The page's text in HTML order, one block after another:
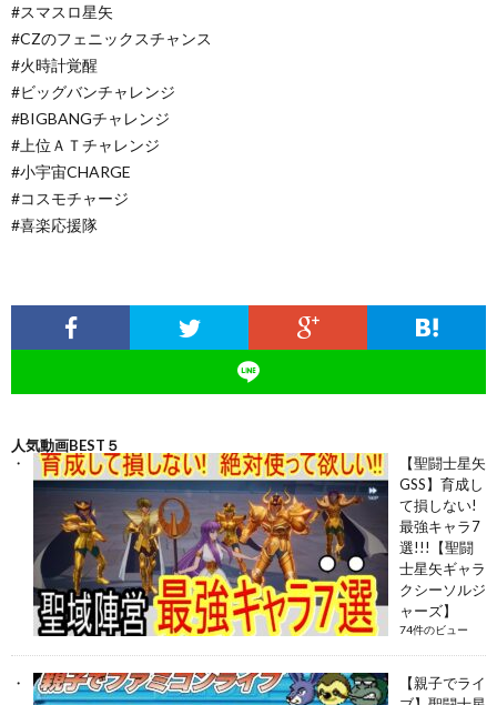
#スマスロ星矢
#CZのフェニックスチャンス
#火時計覚醒
#ビッグバンチャレンジ
#BIGBANGチャレンジ
#上位ＡＴチャレンジ
#小宇宙CHARGE
#コスモチャージ
#喜楽応援隊
人気動画BEST５
【聖闘士星矢
GSS】育成し
て損しない!
最強キャラ7
選!!!【聖闘
士星矢ギャラ
クシーソルジ
ャーズ】
74件のビュー
【親子でライ